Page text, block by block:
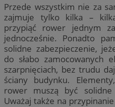
Przede wszystkim nie za
zajmuje tylko kilka –
przypiąć rower jednym
jednocześnie. Ponadto
solidne zabezpieczenie,
do słabo zamocowanych
szarpnięciach, bez trudu
ściany budynku.
rower muszą być
Uważaj także na